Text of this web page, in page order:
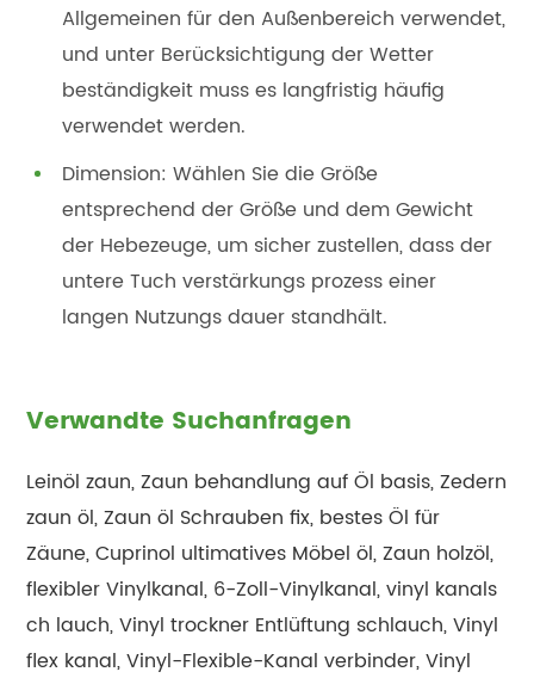
Allgemeinen für den Außenbereich verwendet,
und unter Berücksichtigung der Wetter
beständigkeit muss es langfristig häufig
verwendet werden.
Dimension: Wählen Sie die Größe
entsprechend der Größe und dem Gewicht
der Hebezeuge, um sicher zustellen, dass der
untere Tuch verstärkungs prozess einer
langen Nutzungs dauer standhält.
Verwandte Suchanfragen
Leinöl zaun, Zaun behandlung auf Öl basis, Zedern
zaun öl, Zaun öl Schrauben fix, bestes Öl für
Zäune, Cuprinol ultimatives Möbel öl, Zaun holzöl,
flexibler Vinylkanal, 6-Zoll-Vinylkanal, vinyl kanals
ch lauch, Vinyl trockner Entlüftung schlauch, Vinyl
flex kanal, Vinyl-Flexible-Kanal verbinder, Vinyl